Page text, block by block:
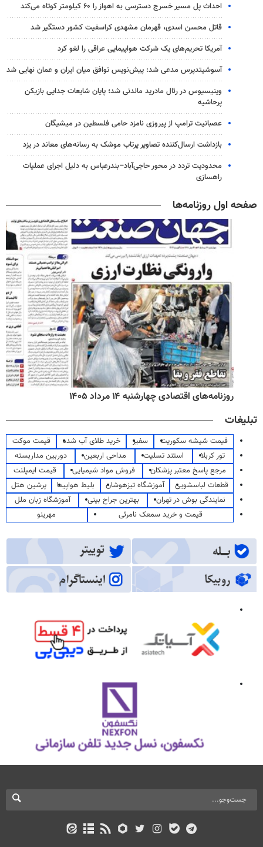
احداث پل مسیر خسرج دسترسی به اهواز را ۶۰ کیلومتر کوتاه می‌کند
قاتل محسن اسدی، قهرمان مشهدی کراسفیت کشور دستگیر شد
آمریکا تحریم‌های یک شرکت هواپیمایی عراقی را لغو کرد
آسوشیتدپرس مدعی شد: پیش‌نویس توافق میان ایران و عمان نهایی شد
وینیسیوس در رئال مادرید ماندنی شد؛ پایان شایعات جدایی بازیکن
پرحاشیه
عصبانیت ترامپ از پیروزی نامزد حامی فلسطین در میشیگان
بازداشت ارسال‌کننده تصاویر پرتاب موشک به رسانه‌های معاند در یزد
محدودیت تردد در محور حاجی‌آباد–بندرعباس به دلیل اجرای عملیات
راهسازی
صفحه اول روزنامه‌ها
روزنامه‌های اقتصادی چهارشنبه ۱۴ مرداد ۱۴۰۵
تبلیغات
قیمت شیشه سکوریت سفیر خرید طلای آب شده
قیمت موکت
تور کربلا
استند تسلیت مداحی اربعین
دوربین مداربسته
مرجع پاسخ معتبر پزشکان
فروش مواد شیمیایی
قیمت ایمپلنت
قطعات لباسشویی
آموزشگاه تیزهوشان بلیط هواپیما
پرشین هتل
نمایندگی بوش در تهران
بهترین جراح بینی
آموزشگاه زبان ملل
قیمت و خرید سمعک نامرئی
مهرینو